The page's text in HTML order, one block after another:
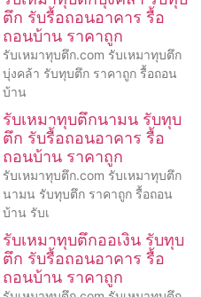
ตึก รับรื้อถอนอาคาร รื้อ
ถอนบ้าน ราคาถูก
รับเหมาทุบตึก.com รับเหมาทุบตึก
บุ่งคล้า รับทุบตึก ราคาถูก รื้อถอน
บ้าน
รับเหมาทุบตึกนามน รับทุบ
ตึก รับรื้อถอนอาคาร รื้อ
ถอนบ้าน ราคาถูก
รับเหมาทุบตึก.com รับเหมาทุบตึก
นามน รับทุบตึก ราคาถูก รื้อถอน
บ้าน รับเ
รับเหมาทุบตึกออเงิน รับทุบ
ตึก รับรื้อถอนอาคาร รื้อ
ถอนบ้าน ราคาถูก